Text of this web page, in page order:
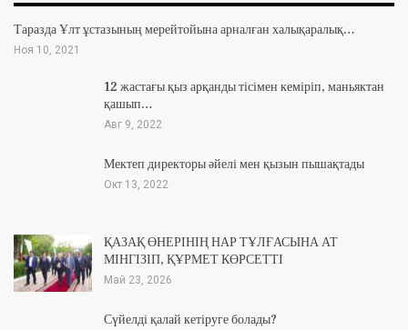
Таразда Ұлт ұстазының мерейтойына арналған халықаралық…
Ноя 10, 2021
12 жастағы қыз арқанды тісімен кеміріп, маньяктан
қашып…
Авг 9, 2022
Мектеп директоры әйелі мен қызын пышақтады
Окт 13, 2022
ҚАЗАҚ ӨНЕРІНІҢ НАР ТҰЛҒАСЫНА АТ
МІНГІЗІП, ҚҰРМЕТ КӨРСЕТТІ
Май 23, 2026
Сүйелді қалай кетіруге болады?